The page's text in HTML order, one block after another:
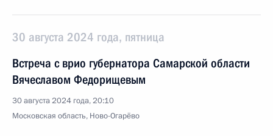
30 августа 2024 года, пятница
Встреча с врио губернатора Самарской области
Вячеславом Федорищевым
30 августа 2024 года, 20:10
Московская область, Ново-Огарёво